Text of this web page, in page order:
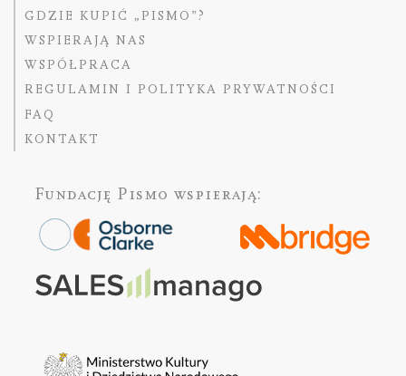
GDZIE KUPIĆ „PISMO”?
WSPIERAJĄ NAS
WSPÓŁPRACA
REGULAMIN I POLITYKA PRYWATNOŚCI
FAQ
KONTAKT
Fundację Pismo wspierają: